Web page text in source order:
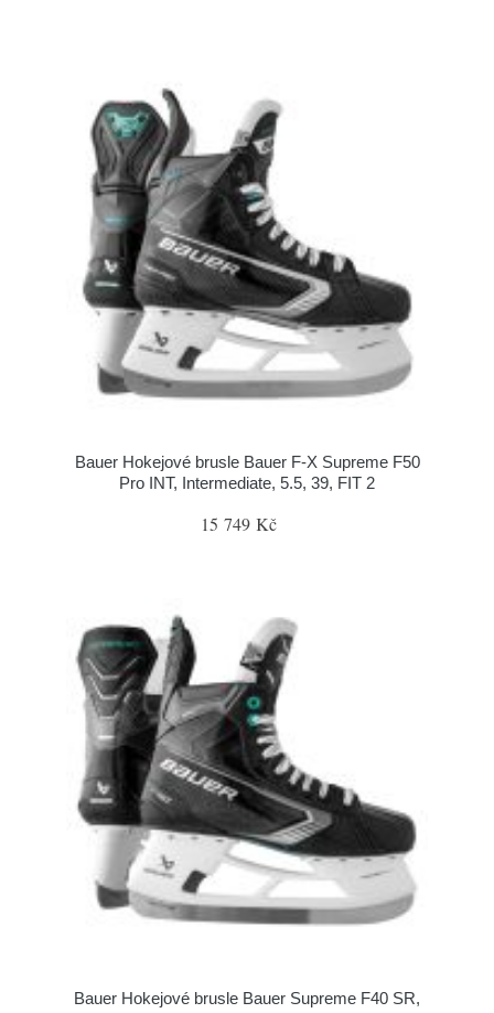
Bauer Hokejové brusle Bauer F-X Supreme F50
Pro INT, Intermediate, 5.5, 39, FIT 2
15 749 Kč
Bauer Hokejové brusle Bauer Supreme F40 SR,